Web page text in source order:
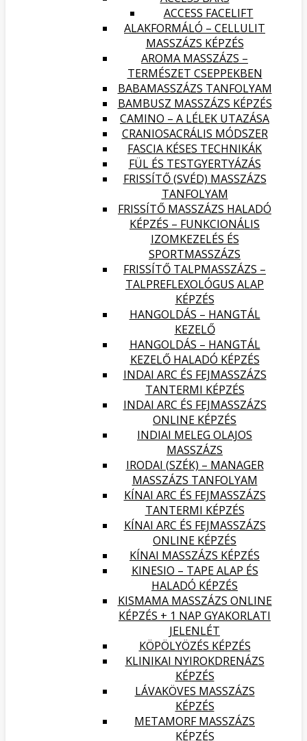
ACCESS FACELIFT
ALAKFORMÁLÓ – CELLULIT
MASSZÁZS KÉPZÉS
AROMA MASSZÁZS –
TERMÉSZET CSEPPEKBEN
BABAMASSZÁZS TANFOLYAM
BAMBUSZ MASSZÁZS KÉPZÉS
CAMINO – A LÉLEK UTAZÁSA
CRANIOSACRÁLIS MÓDSZER
FASCIA KÉSES TECHNIKÁK
FÜL ÉS TESTGYERTYÁZÁS
FRISSÍTŐ (SVÉD) MASSZÁZS
TANFOLYAM
FRISSÍTŐ MASSZÁZS HALADÓ
KÉPZÉS – FUNKCIONÁLIS
IZOMKEZELÉS ÉS
SPORTMASSZÁZS
FRISSÍTŐ TALPMASSZÁZS –
TALPREFLEXOLÓGUS ALAP
KÉPZÉS
HANGOLDÁS – HANGTÁL
KEZELŐ
HANGOLDÁS – HANGTÁL
KEZELŐ HALADÓ KÉPZÉS
INDAI ARC ÉS FEJMASSZÁZS
TANTERMI KÉPZÉS
INDAI ARC ÉS FEJMASSZÁZS
ONLINE KÉPZÉS
INDIAI MELEG OLAJOS
MASSZÁZS
IRODAI (SZÉK) – MANAGER
MASSZÁZS TANFOLYAM
KÍNAI ARC ÉS FEJMASSZÁZS
TANTERMI KÉPZÉS
KÍNAI ARC ÉS FEJMASSZÁZS
ONLINE KÉPZÉS
KÍNAI MASSZÁZS KÉPZÉS
KINESIO – TAPE ALAP ÉS
HALADÓ KÉPZÉS
KISMAMA MASSZÁZS ONLINE
KÉPZÉS + 1 NAP GYAKORLATI
JELENLÉT
KÖPÖLYÖZÉS KÉPZÉS
KLINIKAI NYIROKDRENÁZS
KÉPZÉS
LÁVAKÖVES MASSZÁZS
KÉPZÉS
METAMORF MASSZÁZS
KÉPZÉS